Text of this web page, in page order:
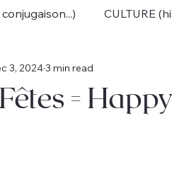
CULTURE
=
3, 20243 min read